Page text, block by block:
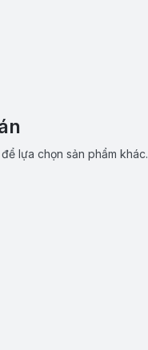
lựa chọn sản phẩm khác.